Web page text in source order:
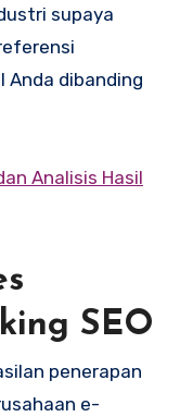
supaya
dibanding
Analisis Hasil
SEO
penerapan
e-